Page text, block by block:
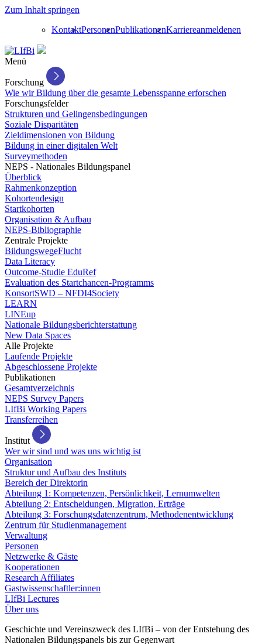
Zum Inhalt springen
KontaktPersonenPublikationenKarriereanmeldenen
Menü
Forschung
Wie wir Bildung über die gesamte Lebensspanne erforschen
Forschungsfelder
Strukturen und Gelingensbedingungen
Soziale Disparitäten
Zieldimensionen von Bildung
Bildung in einer digitalen Welt
Surveymethoden
NEPS - Nationales Bildungspanel
Überblick
Rahmenkonzeption
Kohortendesign
Startkohorten
Organisation & Aufbau
NEPS-Bibliographie
Zentrale Projekte
BildungswegeFlucht
Data Literacy
Outcome-Studie EduRef
Evaluation des Startchancen-Programms
KonsortSWD – NFDI4Society
LEARN
LINEup
Nationale Bildungsberichterstattung
New Data Spaces
Alle Projekte
Laufende Projekte
Abgeschlossene Projekte
Publikationen
Gesamtverzeichnis
NEPS Survey Papers
LIfBi Working Papers
Transferreihen
Institut
Wer wir sind und was uns wichtig ist
Organisation
Struktur und Aufbau des Instituts
Bereich der Direktorin
Abteilung 1: Kompetenzen, Persönlichkeit, Lernumwelten
Abteilung 2: Entscheidungen, Migration, Erträge
Abteilung 3: Forschungsdatenzentrum, Methodenentwicklung
Zentrum für Studienmanagement
Verwaltung
Personen
Netzwerke & Gäste
Kooperationen
Research Affiliates
Gastwissenschaftler:innen
LIfBi Lectures
Über uns
Geschichte und Vereinszweck des LIfBi – von der Entstehung des
Nationalen Bildungspanels bis zur Gegenwart